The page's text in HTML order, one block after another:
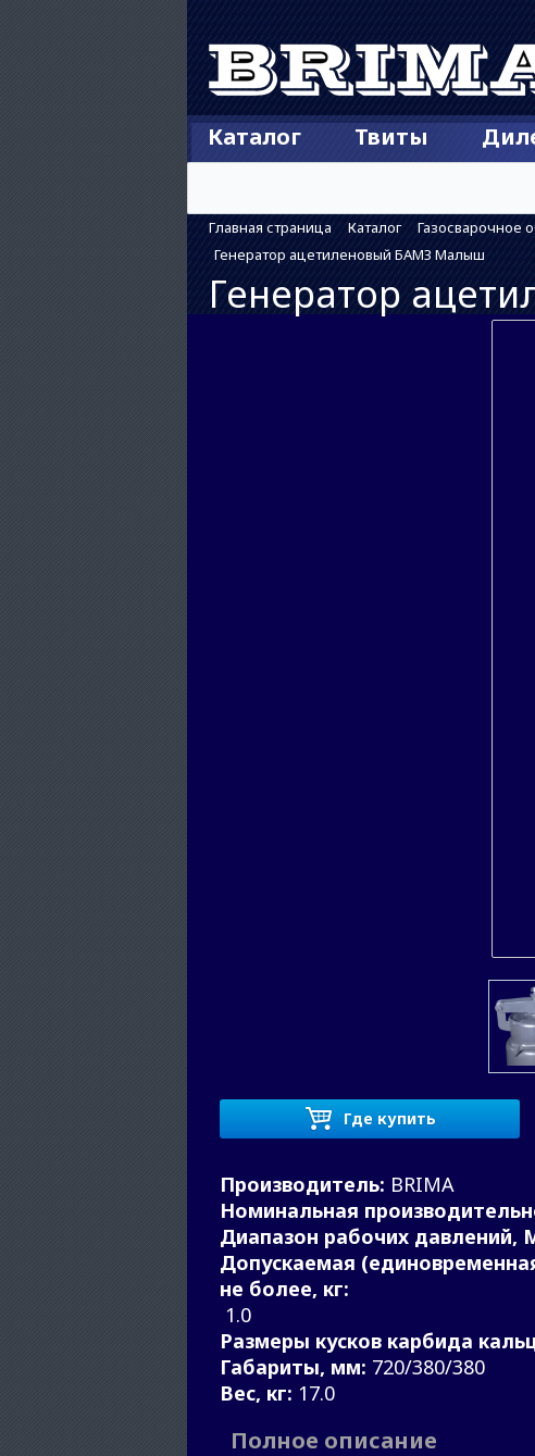
Каталог Твиты
Главная страница Каталог Газосварочное
Генератор ацетиленовый БАМЗ Малыш
Генератор
Где купить
Производитель: BRIMA
Номинальная
Диапазон рабочих давлений,
Допускаемая
не более, кг:
1.0
Размеры кусков карбида
Габариты, мм: 720/380/380
Вес, кг: 17.0
Полное описание